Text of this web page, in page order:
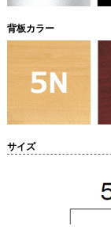
背板カラー
サイズ